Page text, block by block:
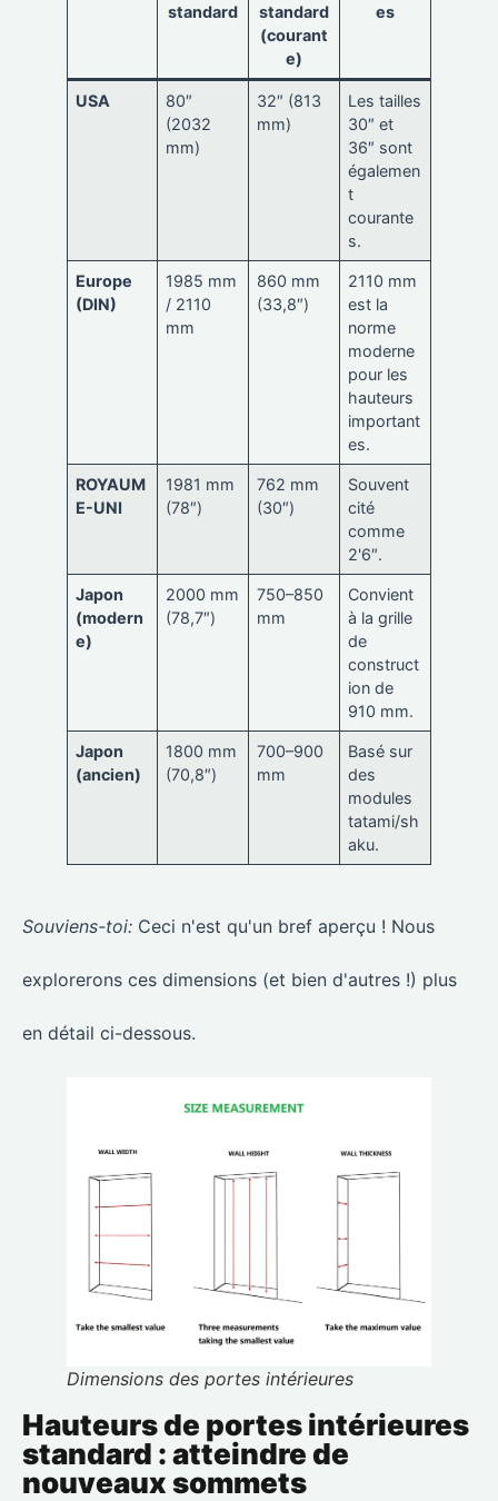
standard
standard
(courant
e)
es
USA
80″
(2032
mm)
32″ (813
mm)
Les tailles
30″ et
36″ sont
égalemen
t
courante
s.
Europe
(DIN)
1985 mm
/ 2110
mm
860 mm
(33,8″)
2110 mm
est la
norme
moderne
pour les
hauteurs
important
es.
ROYAUM
E-UNI
1981 mm
(78″)
762 mm
(30″)
Souvent
cité
comme
2'6″.
Japon
(modern
e)
2000 mm
(78,7″)
750–850
mm
Convient
à la grille
de
construct
ion de
910 mm.
Japon
(ancien)
1800 mm
(70,8″)
700–900
mm
Basé sur
des
modules
tatami/sh
aku.
Souviens-toi: Ceci n'est qu'un bref aperçu ! Nous
explorerons ces dimensions (et bien d'autres !) plus
en détail ci-dessous.
Dimensions des portes intérieures
Hauteurs de portes intérieures
standard : atteindre de
nouveaux sommets